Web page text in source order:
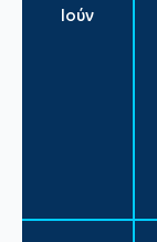
Ιούν